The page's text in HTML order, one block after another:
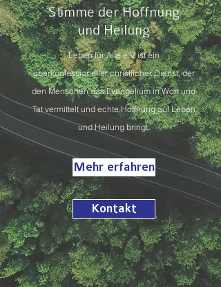
Stimme der Hoffnung
und Heilung
Leben für Alle e.V. ist ein
überkonfessioneller christlicher Dienst, der
den Menschen das Evangelium in Wort und
Tat vermittelt und echte Hoffnung auf Leben
und Heilung bringt.
Mehr erfahren
Kontakt